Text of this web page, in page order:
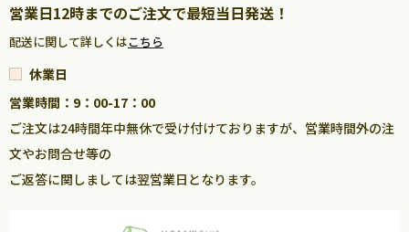
営業日12時までのご注文で最短当日発送！
配送に関して詳しくはこちら
休業日
営業時間：9：00-17：00
ご注文は24時間年中無休で受け付けておりますが、営業時間外の注
文やお問合せ等の
ご返答に関しましては翌営業日となります。